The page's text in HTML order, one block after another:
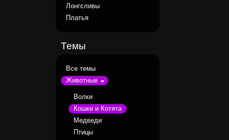
Лонгсливы
Платья
Темы
Все темы
Животные
Волки
Кошки и Котята
Медведи
Птицы